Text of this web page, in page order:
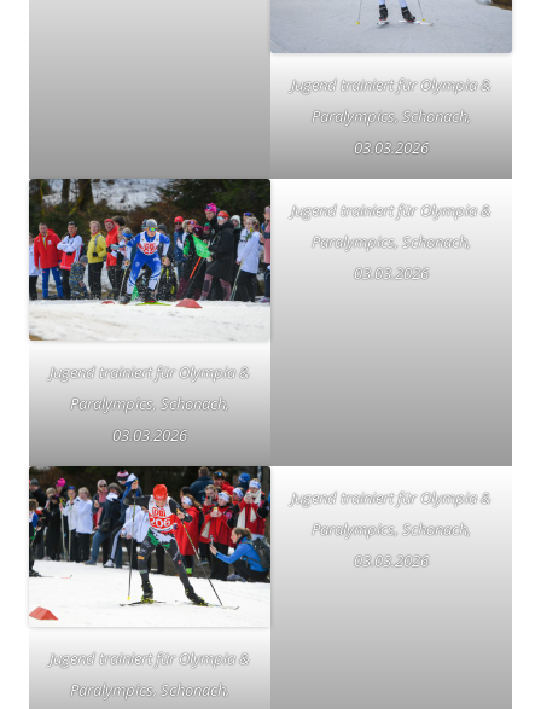
Jugend trainiert für Olympia &
Paralympics, Schonach,
03.03.2026
Jugend trainiert für Olympia &
Paralympics, Schonach,
03.03.2026
Jugend trainiert für Olympia &
Paralympics, Schonach,
03.03.2026
Jugend trainiert für Olympia &
Paralympics, Schonach,
Jugend trainiert für Olympia &
Paralympics, Schonach,
03.03.2026